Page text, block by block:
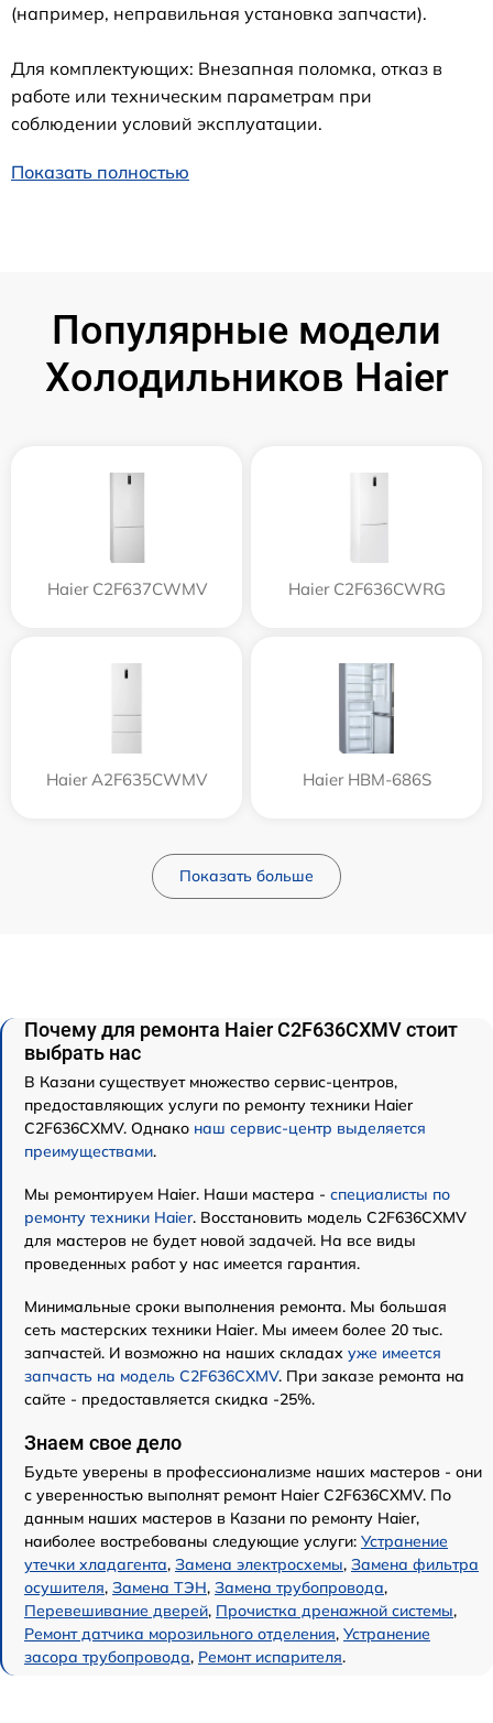
(например, неправильная установка запчасти).
Для комплектующих: Внезапная поломка, отказ в
работе или техническим параметрам при
соблюдении условий эксплуатации.
Показать полностью
Популярные модели
Холодильников Haier
Haier C2F637CWMV Haier C2F636CWRG
Haier A2F635CWMV Haier HBM-686S
Показать больше
Почему для ремонта Haier C2F636CXMV стоит
выбрать нас
В Казани существует множество сервис-центров,
предоставляющих услуги по ремонту техники Haier
C2F636CXMV. Однако наш сервис-центр выделяется
преимуществами.
Мы ремонтируем Haier. Наши мастера - специалисты по
ремонту техники Haier. Восстановить модель C2F636CXMV
для мастеров не будет новой задачей. На все виды
проведенных работ у нас имеется гарантия.
Минимальные сроки выполнения ремонта. Мы большая
сеть мастерских техники Haier. Мы имеем более 20 тыс.
запчастей. И возможно на наших складах уже имеется
запчасть на модель C2F636CXMV. При заказе ремонта на
сайте - предоставляется скидка -25%.
Знаем свое дело
Будьте уверены в профессионализме наших мастеров - они
с уверенностью выполнят ремонт Haier C2F636CXMV. По
данным наших мастеров в Казани по ремонту Haier,
наиболее востребованы следующие услуги: Устранение
утечки хладагента, Замена электросхемы, Замена фильтра
осушителя, Замена ТЭН, Замена трубопровода,
Перевешивание дверей, Прочистка дренажной системы,
Ремонт датчика морозильного отделения, Устранение
засора трубопровода, Ремонт испарителя.